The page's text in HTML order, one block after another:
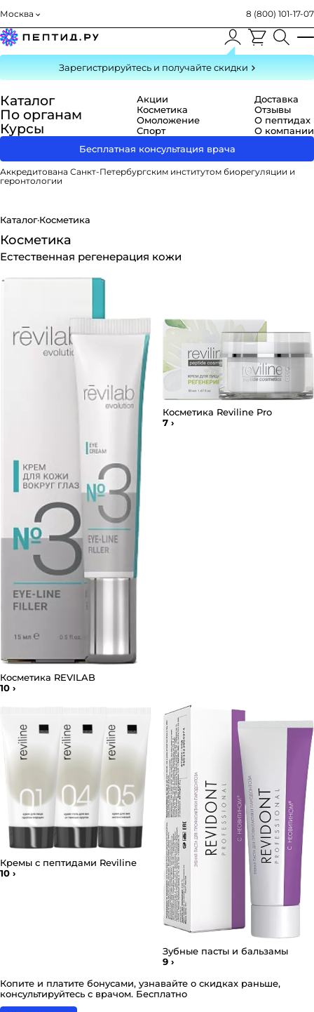
Москва 8 (800) 101-17-07
Зарегистрируйтесь и получайте скидки
Каталог
По органам
Курсы
Акции
Косметика
Омоложение
Спорт
Доставка
Отзывы
О пептидах
О компании
Бесплатная консультация врача
Аккредитована Санкт-Петербургским институтом биорегуляции и
геронтологии
Каталог·Косметика
Косметика
Естественная регенерация кожи
Косметика REVILAB
10 ›
Косметика Reviline Pro
7 ›
Кремы с пептидами Reviline
10 ›
Зубные пасты и бальзамы
9 ›
Копите и платите бонусами, узнавайте о скидках раньше,
консультируйтесь с врачом. Бесплатно